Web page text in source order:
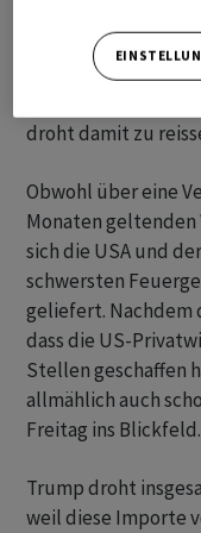
Industrial,
Zähler abwärts. Der
droht damit zu
Obwohl über eine
Monaten
sich die USA und
schwersten
geliefert. Nachdem
dass die US-
Stellen geschaffen
allmählich auch
Freitag ins Blickfeld.
Trump droht
weil diese Importe